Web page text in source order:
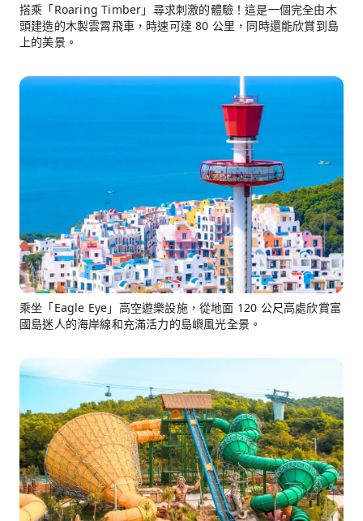
搭乘「Roaring Timber」尋求刺激的體驗！這是一個完全由木
頭建造的木製雲霄飛車，時速可達 80 公里，同時還能欣賞到島
上的美景。
乘坐「Eagle Eye」高空遊樂設施，從地面 120 公尺高處欣賞富
國島迷人的海岸線和充滿活力的島嶼風光全景。